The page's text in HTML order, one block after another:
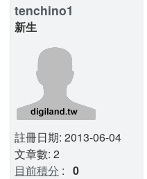
tenchino1
新生
註冊日期: 2013-06-04
文章數: 2
目前積分 : 0